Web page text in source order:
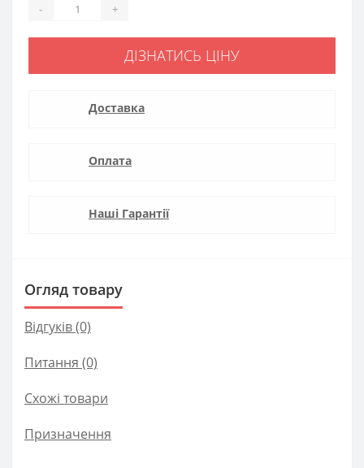
- +
ДІЗНАТИСЬ ЦІНУ
Доставка
Оплата
Наші Гарантії
Огляд товару
Відгуків (0)
Питання (0)
Схожі товари
Призначення